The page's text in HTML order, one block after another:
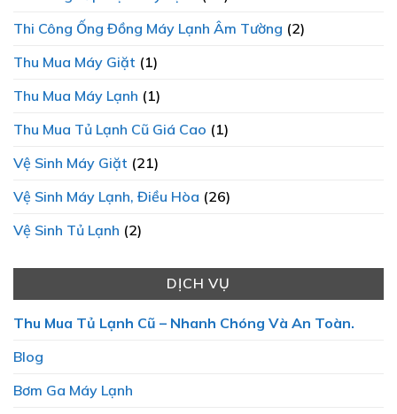
Thi Công Ống Đồng Máy Lạnh Âm Tường (2)
Thu Mua Máy Giặt (1)
Thu Mua Máy Lạnh (1)
Thu Mua Tủ Lạnh Cũ Giá Cao (1)
Vệ Sinh Máy Giặt (21)
Vệ Sinh Máy Lạnh, Điều Hòa (26)
Vệ Sinh Tủ Lạnh (2)
DỊCH VỤ
Thu Mua Tủ Lạnh Cũ – Nhanh Chóng Và An Toàn.
Blog
Bơm Ga Máy Lạnh